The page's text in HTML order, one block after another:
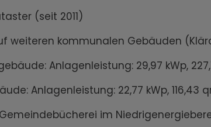
(seit 2011)
kommunalen Gebäuden
Anlagenleistung: 29,97 kWp,
Anlagenleistung: 22,77 kWp, 116,43
im